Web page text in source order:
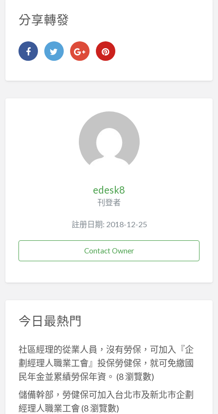
分享轉發
edesk8
刊登者
註册日期: 2018-12-25
Contact Owner
今日最熱門
社區經理的從業人員，沒有勞保，可加入『企
劃經理人職業工會』投保勞健保，就可免繳國
民年金並累績勞保年資。 (8 瀏覽數)
儲備幹部，勞健保可加入台北市及新北巿企劃
經理人職業工會 (8 瀏覽數)